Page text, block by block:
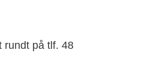
rundt på tlf. 48